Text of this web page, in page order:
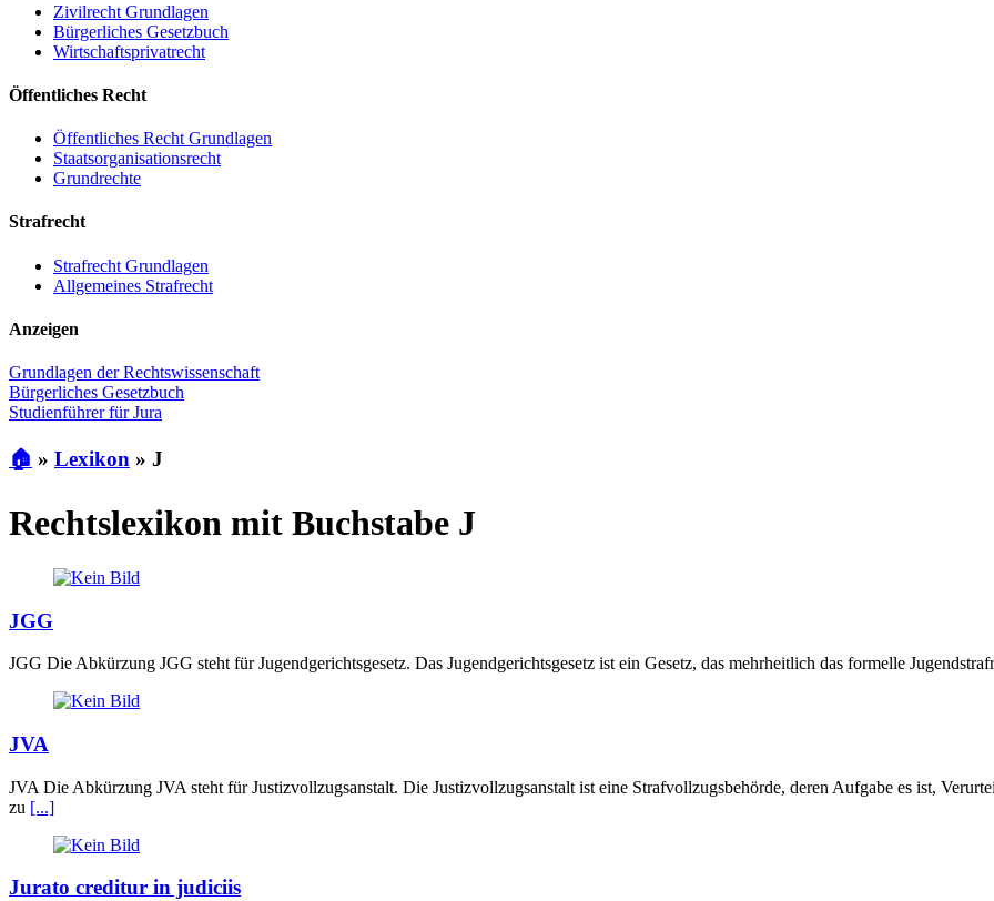
Zivilrecht Grundlagen
Bürgerliches Gesetzbuch
Wirtschaftsprivatrecht
Öffentliches Recht
Öffentliches Recht Grundlagen
Staatsorganisationsrecht
Grundrechte
Strafrecht
Strafrecht Grundlagen
Allgemeines Strafrecht
Anzeigen
Grundlagen der Rechtswissenschaft
Bürgerliches Gesetzbuch
Studienführer für Jura
🏠 » Lexikon » J
Rechtslexikon mit Buchstabe J
JGG
JGG Die Abkürzung JGG steht für Jugendgerichtsgesetz. Das Jugendgerichtsgesetz ist ein Gesetz, das mehrheitlich das formelle
JVA
JVA Die Abkürzung JVA steht für Justizvollzugsanstalt. Die Justizvollzugsanstalt ist eine Strafvollzugsbehörde, deren Aufgabe es ist,
zu [...]
Jurato creditur in judiciis